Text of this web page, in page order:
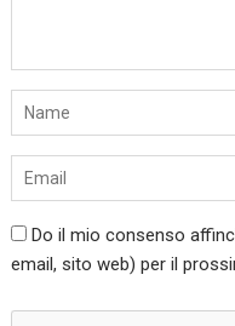
Do il mio consenso
email, sito web) per il